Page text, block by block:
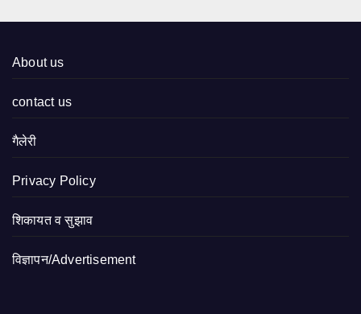
About us
contact us
गैलेरी
Privacy Policy
शिकायत व सुझाव
विज्ञापन/Advertisement